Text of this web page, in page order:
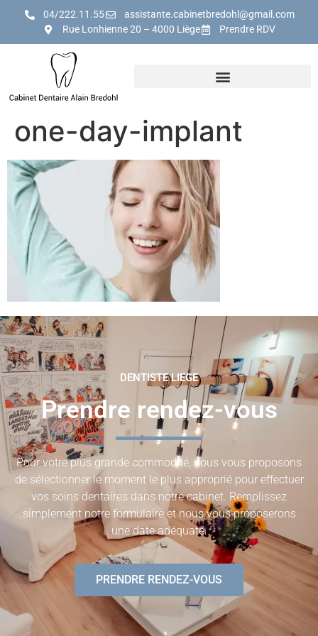
04/222.11.55
assistante.cabinetbredohl@gmail.com
Rue Lonhienne 20 – 4000 Liège
Prendre RDV
one-day-implant
DENTISTE LIEGE
Prendre rendez-vous
Pour votre plus grande commodité, nous vous proposons
de sélectionner le moment le plus approprié pour effectuer
vos soins dentaires dans notre cabinet. Remplissez
simplement notre formulaire et nous vous proposerons
une date adéquate.
PRENDRE RENDEZ-VOUS